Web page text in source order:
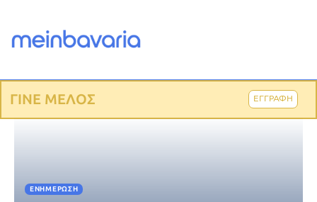
ΓΙΝΕ ΜΕΛΟΣ ΕΓΓΡΑΦΗ
ΕΝΗΜΈΡΩΣΗ